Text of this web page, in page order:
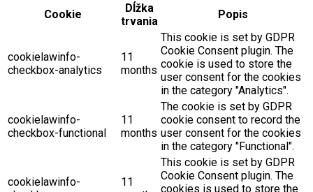
Cookie
Dĺžka
trvania
Popis
cookielawinfo-
checkbox-analytics
11
months
This cookie is set by GDPR
Cookie Consent plugin. The
cookie is used to store the
user consent for the cookies
in the category "Analytics".
cookielawinfo-
checkbox-functional
11
months
The cookie is set by GDPR
cookie consent to record the
user consent for the cookies
in the category "Functional".
cookielawinfo-
11
This cookie is set by GDPR
Cookie Consent plugin. The
cookies is used to store the